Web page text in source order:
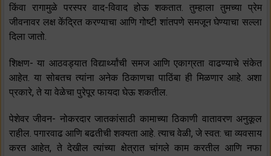
किंवा रागामुळे परस्पर वाद-विवाद होऊ शकतात. तुम्हाला तुमच्या प्रेम
जीवनावर लक्ष केंद्रित करण्याचा आणि गोष्टी शांतपणे समजून घेण्याचा सल्ला
दिला जातो.
शिक्षण- या आठवड्यात विद्यार्थ्यांची समज आणि एकाग्रता वाढण्याचे संकेत
आहेत. या सोबतच त्यांना अनेक ठिकाणचा पाठिंबा ही मिळणार आहे. अशा
प्रकारे, ते या वेळेचा पुरेपूर फायदा घेऊ शकतील.
पेशेवर जीवन- नोकरदार जातकांसाठी कामाच्या ठिकाणी वातावरण अनुकूल
राहील. पगारवाढ आणि बढतीची शक्यता आहे. त्याच वेळी, जे स्वत: चा व्यवसाय
करत आहेत, ते देखील त्यांच्या क्षेत्रात चांगले काम करतील आणि नफा